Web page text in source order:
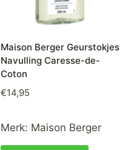
Maison Berger Geurstokjes
Navulling Caresse-de-
Coton
€14,95
Merk: Maison Berger